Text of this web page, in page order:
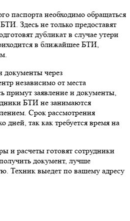
паспорта необходимо обращаться
Здесь не только предоставят
дубликат в случае утери
в ближайшее БТИ,
документы через
независимо от места
примут заявление и документы,
БТИ не занимаются
Срок рассмотрения
дней, так как требуется время на
и расчеты готовят сотрудники
документ, лучше
Техник выедет по вашему адресу